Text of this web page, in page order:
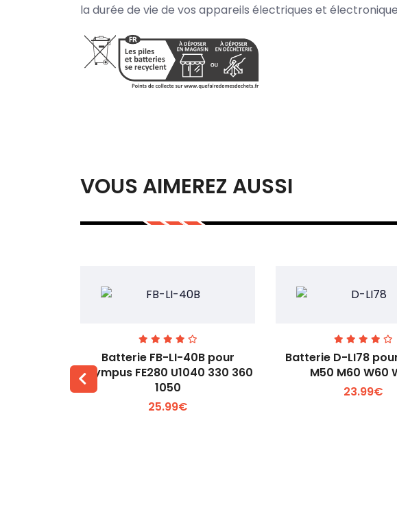
la durée de vie de vos appareils électriques et
VOUS AIMEREZ AUSSI
Voir plus +
Batterie FB-LI-40B pour
Olympus FE280 U1040 330 360
1050
25.99€
Voir plus +
Batterie D-LI78
M50 M60 W60
23.99€